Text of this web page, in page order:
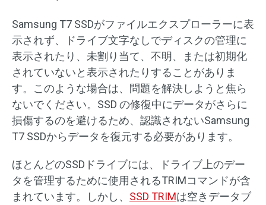
Samsung T7 SSDがファイルエクスプローラーに表
示されず、ドライブ文字なしでディスクの管理に
表示されたり、未割り当て、不明、または初期化
されていないと表示されたりすることがありま
す。このような場合は、問題を解決しようと焦ら
ないでください。SSD の修復中にデータがさらに
損傷するのを避けるため、認識されないSamsung
T7 SSDからデータを復元する必要があります。
ほとんどのSSDドライブには、ドライブ上のデー
タを管理するために使用されるTRIMコマンドが含
まれています。しかし、 SSD TRIMは空きデータブ